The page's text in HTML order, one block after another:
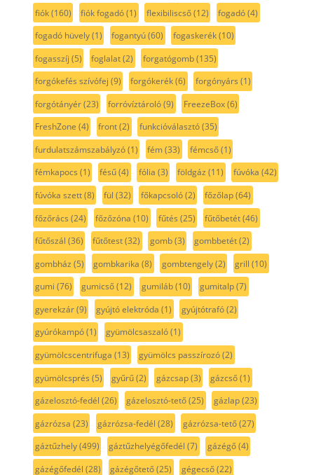
fiók(160) fiók fogadó(1) flexibiliscső(12) fogadó(4)
fogadó hüvely(1) fogantyú(60) fogaskerék(10)
fogasszíj (5) foglalat(2) forgatógomb(135)
forgókefés szívófej (9) forgókerék(6) forgónyárs (1)
forgótányér(23) forróvíztároló(9) FreezeBox(6)
FreshZone (4) front(2) funkcióválasztó(35)
furdulatszámszabályzó(1) fém(33) fémcső(1)
fémkapocs (1) fésű(4) fólia (3) földgáz (11) fúvóka (42)
fúvóka szett(8) fül (32) főkapcsoló(2) főzőlap(64)
főzőrács (24) főzőzóna (10) fűtés (25) fűtőbetét(46)
fűtőszál (36) fűtőtest(32) gomb(3) gombbetét(2)
gombház (5) gombkarika (8) gombtengely(2) grill (10)
gumi (76) gumicső(12) gumiláb(10) gumitalp(7)
gyerekzár(9) gyújtó elektróda (1) gyújtótrafó(2)
gyúrókampó(1) gyümölcsaszaló(1)
gyümölcscentrifuga (13) gyümölcs passzírozó(2)
gyümölcsprés (5) gyűrű(2) gázcsap(3) gázcső(1)
gázelosztó-fedél (26) gázelosztó-tető(25) gázlap(23)
gázrózsa (23) gázrózsa-fedél (28) gázrózsa-tető(27)
gáztűzhely(499) gáztűzhelyégőfedél (7) gázégő(4)
gázégőfedél (28) gázégőtető(25) gégecső(22)